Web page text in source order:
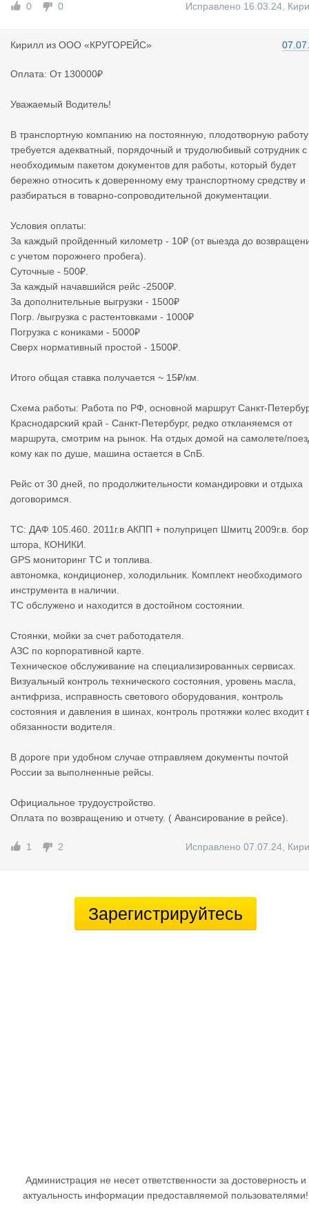
0 0 Исправлено 16.03.24
Кирилл из ООО «КРУГОРЕЙС»
Оплата: От 130000₽
Уважаемый Водитель!
В транспортную компанию на постоянную, плодотворную работу
требуется адекватный, порядочный и трудолюбивый сотрудник с
необходимым пакетом документов для работы, который будет
бережно относить к доверенному ему транспортному средству и
разбираться в товарно-сопроводительной документации.
Условия оплаты:
За каждый пройденный километр - 10₽ (от выезда до
с учетом порожнего пробега).
Суточные - 500₽.
За каждый начавшийся рейс -2500₽.
За дополнительные выгрузки - 1500₽
Погр. /выгрузка с растентовками - 1000₽
Погрузка с кониками - 5000₽
Сверх нормативный простой - 1500₽.
Итого общая ставка получается ~ 15₽/км.
Схема работы: Работа по РФ, основной маршрут Санкт-
Краснодарский край - Санкт-Петербург, редко откланяемся от
маршрута, смотрим на рынок. На отдых домой на самолете/
кому как по душе, машина остается в СпБ.
Рейс от 30 дней, по продолжительности командировки и отдыха
договоримся.
ТС: ДАФ 105.460. 2011г.в АКПП + полуприцеп Шмитц 2009г.в.
штора, КОНИКИ.
GPS мониторинг ТС и топлива.
автономка, кондиционер, холодильник. Комплект необходимого
инструмента в наличии.
ТС обслужено и находится в достойном состоянии.
Стоянки, мойки за счет работодателя.
АЗС по корпоративной карте.
Техническое обслуживание на специализированных сервисах.
Визуальный контроль технического состояния, уровень масла,
антифриза, исправность светового оборудования, контроль
состояния и давления в шинах, контроль протяжки колес входит
обязанности водителя.
В дороге при удобном случае отправляем документы почтой
России за выполненные рейсы.
Официальное трудоустройство.
Оплата по возвращению и отчету. ( Авансирование в рейсе).
1 2 Исправлено 07.07.24
Зарегистрируйтесь
Администрация не несет ответственности за достоверность и
актуальность информации предоставляемой пользователями!